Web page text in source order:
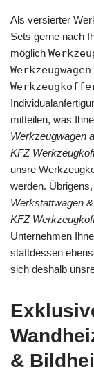
Als versierter
Sets gerne nach
möglich
mitteilen, was
Werkzeugwagen
KFZ
unsre
werden.
Werkstattwagen
KFZ
Unternehmen
stattdessen
sich deshalb
&